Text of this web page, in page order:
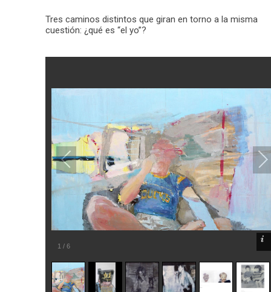
Tres caminos distintos que giran en torno a la misma
cuestión: ¿qué es “el yo”?
1 / 6